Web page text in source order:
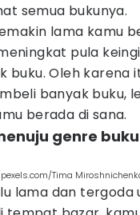
semua bukunya.
lama kamu
pula
buku. Oleh karena
banyak buku,
berada di sana.
genre
Tima
lama dan tergoda